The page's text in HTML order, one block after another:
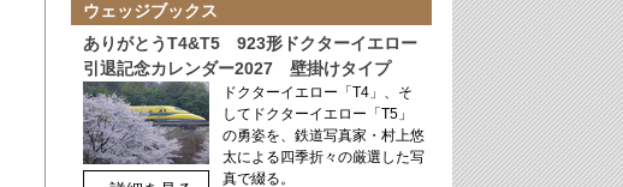
ウェッジブックス
ありがとうT4&T5 923形ドクターイエロー
引退記念カレンダー2027 壁掛けタイプ
ドクターイエロー「T4」、そ
してドクターイエロー「T5」
の勇姿を、鉄道写真家・村上悠
太による四季折々の厳選した写
真で綴る。